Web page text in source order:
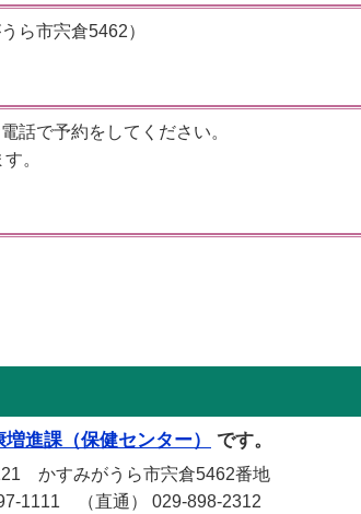
ら市宍倉5462）
話で予約をしてください。
。
増進課（保健センター） です。
かすみがうら市宍倉5462番地
1111 （直通） 029-898-2312